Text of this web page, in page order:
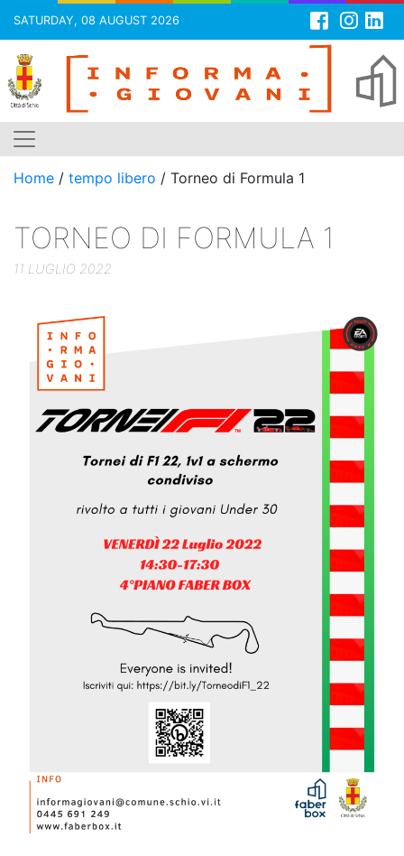
SATURDAY, 08 AUGUST 2026
Skip
content
Home / tempo libero / Torneo di Formula 1
TORNEO DI FORMULA 1
11 LUGLIO 2022